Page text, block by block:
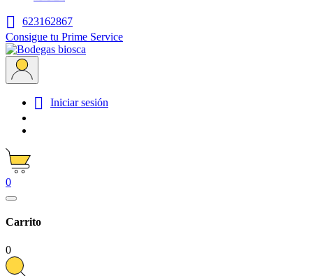

623162867
Consigue tu Prime Service
 Iniciar sesión
0
Carrito
0